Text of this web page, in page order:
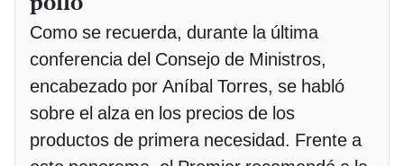
Como se recuerda, durante la última
conferencia del Consejo de Ministros,
encabezado por Aníbal Torres, se habló
sobre el alza en los precios de los
productos de primera necesidad. Frente a